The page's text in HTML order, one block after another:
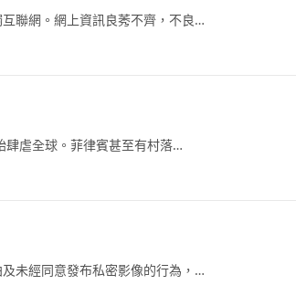
聯網。網上資訊良莠不齊，不良…
肆虐全球。菲律賓甚至有村落…
未經同意發布私密影像的行為，…